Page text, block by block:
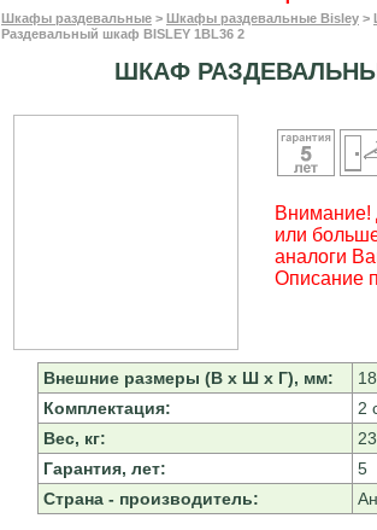
Шкафы раздевальные > Шкафы раздевальные Bisley >
Раздевальный шкаф BISLEY 1BL36 2
ШКАФ
Внимание!
или
аналоги
Описание
Внешние размеры (В х Ш х Г), мм:
Комплектация:
2
Вес, кг:
23
Гарантия, лет:
5
Страна - производитель: